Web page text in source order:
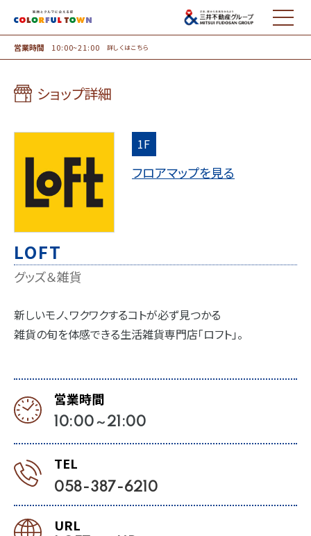
MENU
営業時間 10:00~21:00 詳しくはこちら
ショップ詳細
1F
フロアマップを見る
LOFT
グッズ＆雑貨
新しいモノ、ワクワクするコトが必ず見つかる
雑貨の旬を体感できる生活雑貨専門店「ロフト」。
営業時間
10:00～21:00
TEL
058-387-6210
URL